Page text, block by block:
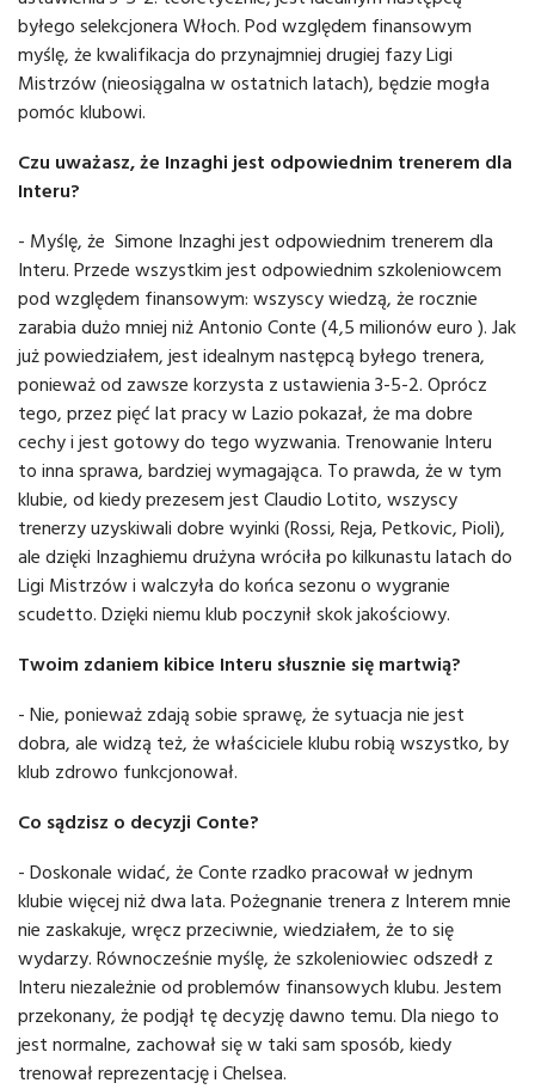
byłego selekcjonera Włoch. Pod względem finansowym
myślę, że kwalifikacja do przynajmniej drugiej fazy Ligi
Mistrzów (nieosiągalna w ostatnich latach), będzie mogła
pomóc klubowi.
Czu uważasz, że Inzaghi jest odpowiednim trenerem dla
Interu?
- Myślę, że Simone Inzaghi jest odpowiednim trenerem dla
Interu. Przede wszystkim jest odpowiednim szkoleniowcem
pod względem finansowym: wszyscy wiedzą, że rocznie
zarabia dużo mniej niż Antonio Conte (4,5 milionów euro ). Jak
już powiedziałem, jest idealnym następcą byłego trenera,
ponieważ od zawsze korzysta z ustawienia 3-5-2. Oprócz
tego, przez pięć lat pracy w Lazio pokazał, że ma dobre
cechy i jest gotowy do tego wyzwania. Trenowanie Interu
to inna sprawa, bardziej wymagająca. To prawda, że w tym
klubie, od kiedy prezesem jest Claudio Lotito, wszyscy
trenerzy uzyskiwali dobre wyinki (Rossi, Reja, Petkovic, Pioli),
ale dzięki Inzaghiemu drużyna wróciła po kilkunastu latach do
Ligi Mistrzów i walczyła do końca sezonu o wygranie
scudetto. Dzięki niemu klub poczynił skok jakościowy.
Twoim zdaniem kibice Interu słusznie się martwią?
- Nie, ponieważ zdają sobie sprawę, że sytuacja nie jest
dobra, ale widzą też, że właściciele klubu robią wszystko, by
klub zdrowo funkcjonował.
Co sądzisz o decyzji Conte?
- Doskonale widać, że Conte rzadko pracował w jednym
klubie więcej niż dwa lata. Pożegnanie trenera z Interem mnie
nie zaskakuje, wręcz przeciwnie, wiedziałem, że to się
wydarzy. Równocześnie myślę, że szkoleniowiec odszedł z
Interu niezależnie od problemów finansowych klubu. Jestem
przekonany, że podjął tę decyzję dawno temu. Dla niego to
jest normalne, zachował się w taki sam sposób, kiedy
trenował reprezentację i Chelsea.